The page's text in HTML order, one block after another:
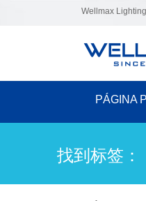
Wellmax
PÁGINA
找到标签：